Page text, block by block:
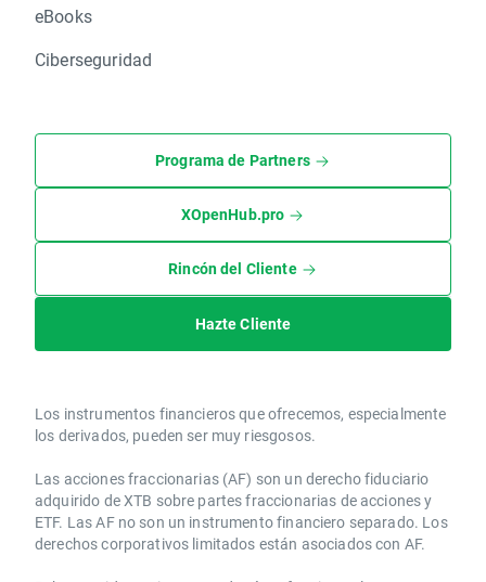
eBooks
Ciberseguridad
Programa de Partners
XOpenHub.pro
Rincón del Cliente
Hazte Cliente
Los instrumentos financieros que ofrecemos, especialmente
los derivados, pueden ser muy riesgosos.
Las acciones fraccionarias (AF) son un derecho fiduciario
adquirido de XTB sobre partes fraccionarias de acciones y
ETF. Las AF no son un instrumento financiero separado. Los
derechos corporativos limitados están asociados con AF.